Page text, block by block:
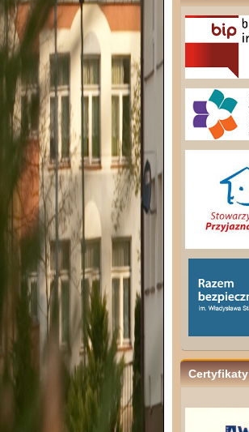
Certyfikaty